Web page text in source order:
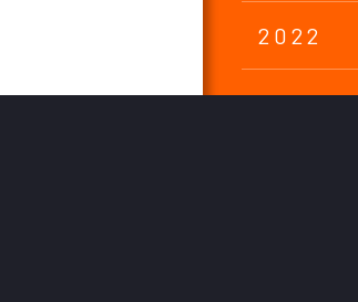
2022
2021